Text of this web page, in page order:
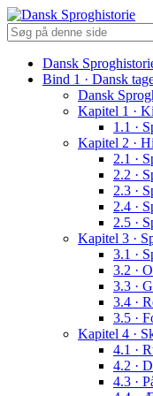
Dansk
Bind 1 · Dansk
Dansk
Kapitel 1 ·
1.1 ·
Kapitel 2 ·
2.1 ·
2.2 ·
2.3 ·
2.4 ·
2.5 ·
Kapitel 3 ·
3.1 ·
3.2 ·
3.3 ·
3.4 ·
3.5 ·
Kapitel 4 ·
4.1 ·
4.2 ·
4.3 ·